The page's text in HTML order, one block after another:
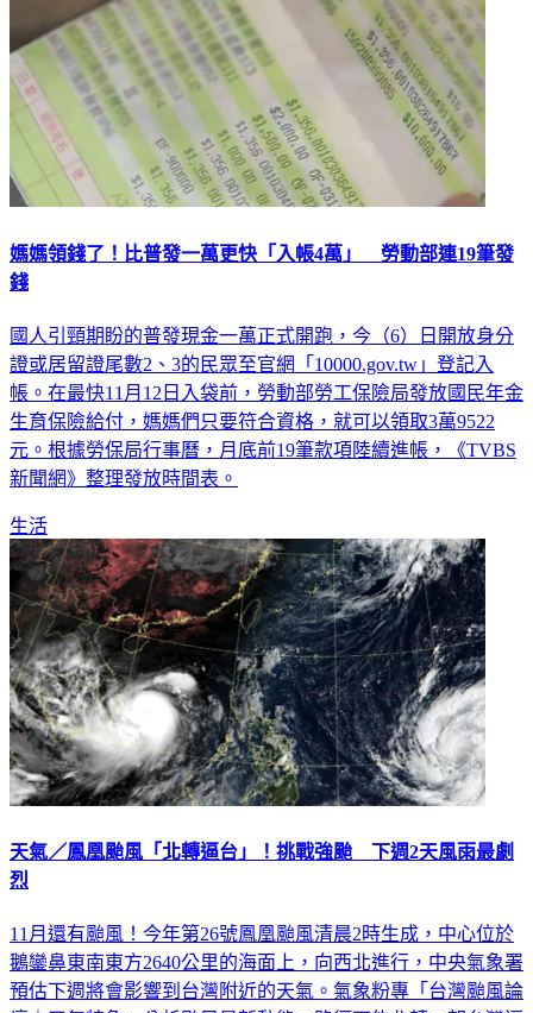
媽媽領錢了！比普發一萬更快「入帳4萬」 勞動部連19筆發
錢
國人引頸期盼的普發現金一萬正式開跑，今（6）日開放身分
證或居留證尾數2、3的民眾至官網「10000.gov.tw」登記入
帳。在最快11月12日入袋前，勞動部勞工保險局發放國民年金
生育保險給付，媽媽們只要符合資格，就可以領取3萬9522
元。根據勞保局行事曆，月底前19筆款項陸續進帳，《TVBS
新聞網》整理發放時間表。
生活
天氣／鳳凰颱風「北轉逼台」！挑戰強颱 下週2天風雨最劇
烈
11月還有颱風！今年第26號鳳凰颱風清晨2時生成，中心位於
鵝鑾鼻東南東方2640公里的海面上，向西北進行，中央氣象署
預估下週將會影響到台灣附近的天氣。氣象粉專「台灣颱風論